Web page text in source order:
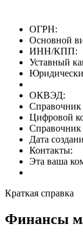
ОГРН:
Основной
ИНН/КПП:
Уставный
ОКВЭД:
Цифровой
Дата
Контакты:
Эта ваша
Краткая справка
Финансы